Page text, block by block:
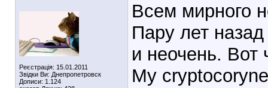
Реєстрація: 15.01.2011
Звідки Ви: Днепропетровск
Дописи: 1.124
Всем мирного
Пару лет
и неочень. Вот
Мy